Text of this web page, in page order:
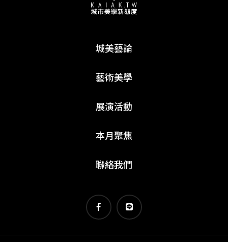
城美藝論
藝術美學
展演活動
本月聚焦
聯絡我們